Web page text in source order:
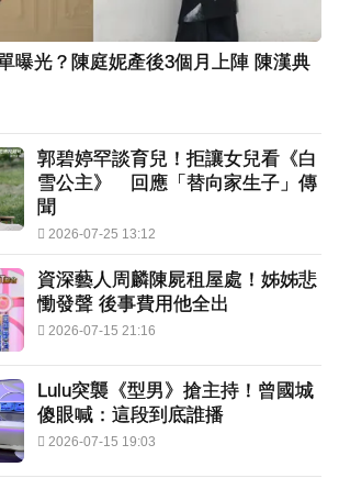
曝光？陳庭妮產後3個月上陣 陳漢典
郭碧婷罕談育兒！拒讓女兒看《白
雪公主》 回應「替向家生子」傳
聞
2026-07-25 13:12
資深藝人周麟陳屍租屋處！姊姊悲
慟發聲 後事費用他全出
2026-07-15 21:16
Lulu突襲《型男》搶主持！曾國城
傻眼喊：這段到底誰播
2026-07-15 19:03